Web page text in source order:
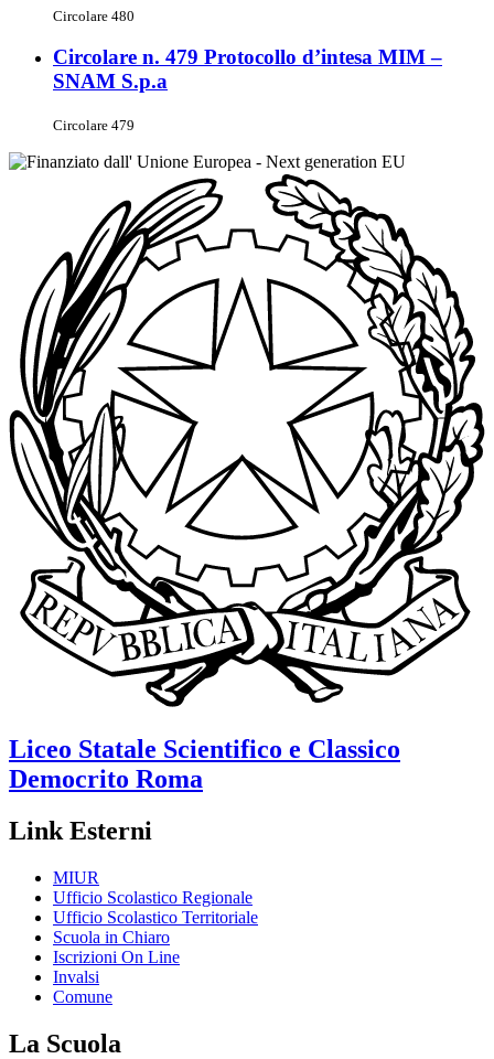
Circolare 480
Circolare n. 479 Protocollo d’intesa MIM –
SNAM S.p.a
Circolare 479
Liceo Statale Scientifico e Classico
Democrito Roma
Link Esterni
MIUR
Ufficio Scolastico Regionale
Ufficio Scolastico Territoriale
Scuola in Chiaro
Iscrizioni On Line
Invalsi
Comune
La Scuola